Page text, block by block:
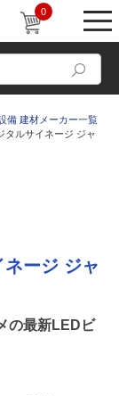
0
理店募集
備 建材メーカー一覧
タルサイネージ ジャ
ージ ジャ
の最新LEDビ